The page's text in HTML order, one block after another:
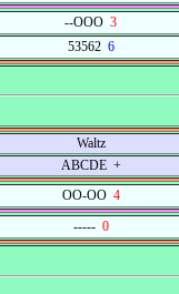
--OOO 3
535626
Waltz
ABCDE +
OO-OO4
-----0